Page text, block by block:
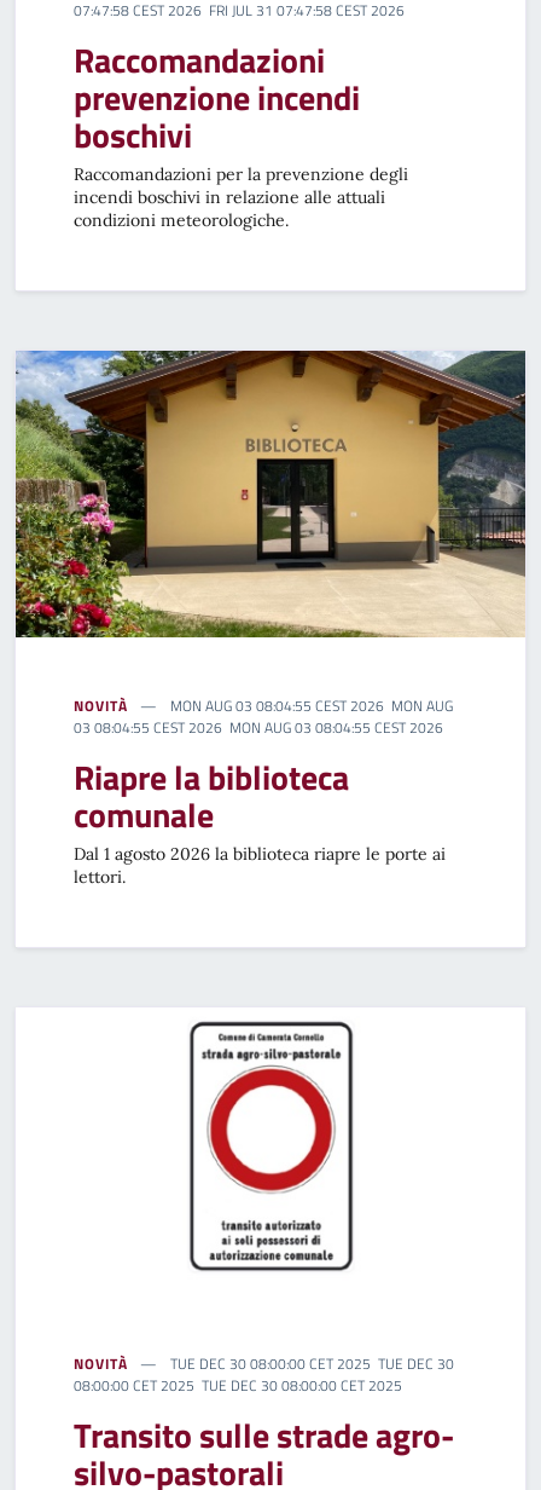
07:47:58 CEST 2026 FRI JUL 31 07:47:58 CEST 2026
Raccomandazioni
prevenzione incendi
boschivi
Raccomandazioni per la prevenzione degli
incendi boschivi in relazione alle attuali
condizioni meteorologiche.
NOVITÀ
MON AUG 03 08:04:55 CEST 2026 MON AUG
03 08:04:55 CEST 2026 MON AUG 03 08:04:55 CEST 2026
Riapre la biblioteca
comunale
Dal 1 agosto 2026 la biblioteca riapre le porte ai
lettori.
NOVITÀ
TUE DEC 30 08:00:00 CET 2025 TUE DEC 30
08:00:00 CET 2025 TUE DEC 30 08:00:00 CET 2025
Transito sulle strade agro-
silvo-pastorali